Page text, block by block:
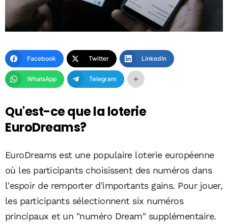
Facebook Twitter LinkedIn
WhatsApp Telegram
Qu'est-ce que la loterie
EuroDreams?
EuroDreams est une populaire loterie européenne
où les participants choisissent des numéros dans
l'espoir de remporter d'importants gains. Pour jouer,
les participants sélectionnent six numéros
principaux et un "numéro Dream" supplémentaire.